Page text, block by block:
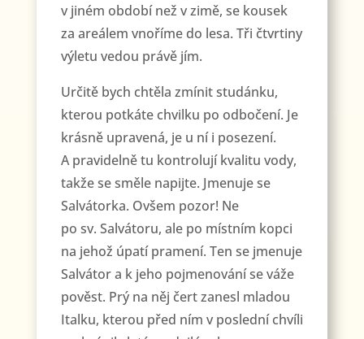
v jiném období než v zimě, se kousek
za areálem vnoříme do lesa. Tři čtvrtiny
výletu vedou právě jím.
Určitě bych chtěla zmínit studánku,
kterou potkáte chvilku po odbočení. Je
krásně upravená, je u ní i posezení.
A pravidelně tu kontrolují kvalitu vody,
takže se směle napijte. Jmenuje se
Salvátorka. Ovšem pozor! Ne
po sv. Salvátoru, ale po místním kopci
na jehož úpatí pramení. Ten se jmenuje
Salvátor a k jeho pojmenování se váže
pověst. Prý na něj čert zanesl mladou
Italku, kterou před ním v poslední chvíli